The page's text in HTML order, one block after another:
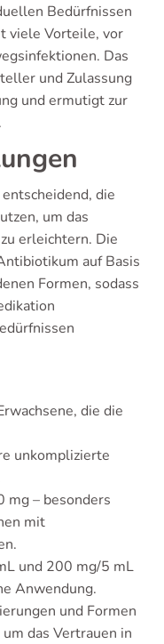
Bedürfnissen
viele Vorteile, vor
Das
und Zulassung
und ermutigt zur
die
um das
erleichtern. Die
auf Basis
Formen, sodass
die die
unkomplizierte
mg – besonders
mit
und 200 mg/5 mL
Anwendung.
und Formen
das Vertrauen in